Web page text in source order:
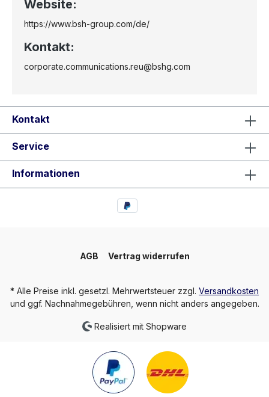
Website:
https://www.bsh-group.com/de/
Kontakt:
corporate.communications.reu@bshg.com
Kontakt
Service
Informationen
AGB Vertrag widerrufen
* Alle Preise inkl. gesetzl. Mehrwertsteuer zzgl. Versandkosten
und ggf. Nachnahmegebühren, wenn nicht anders angegeben.
Realisiert mit Shopware